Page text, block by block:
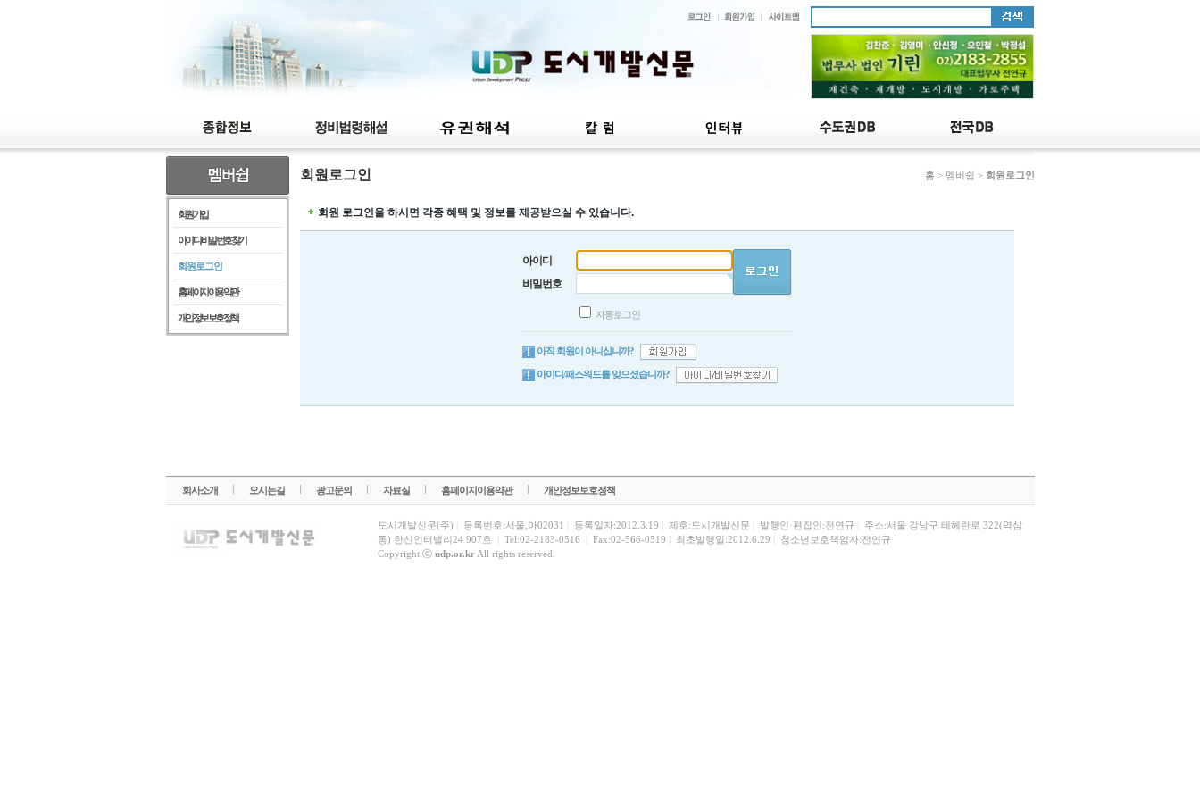
회원가입
아이디/비밀번호찾기
회원로그인
홈페이지이용약관
개인정보보호정책
회원로그인 홈 > 멤버쉽 > 회원로그인
회원 로그인을 하시면 각종 혜택 및 정보를 제공받으실 수 있습니다.
아이디
비밀번호
자동로그인
아직 회원이 아니십니까?
아이디/패스워드를 잊으셨습니까?
회사소개 오시는길 광고문의 자료실 홈페이지이용약관 개인정보보호정책
도시개발신문(주) 등록번호:서울,아02031 등록일자:2012.3.19 제호:도시개발신문 발행인·편집인:전연규
주소:서울 강남구 테헤란로 322(역삼
동) 한신인터밸리24 907호
Tel:02-2183-0516 Fax:02-566-0519 최초발행일:2012.6.29
청소년보호책임자:전연규
Copyright ⓒ udp.or.krAll rights reserved.